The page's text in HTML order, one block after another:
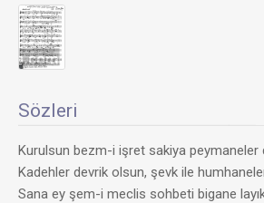
Sözleri
Kurulsun bezm-i işret sakiya peymaneler
Kadehler devrik olsun, şevk ile
Sana ey şem-i meclis sohbeti bigane